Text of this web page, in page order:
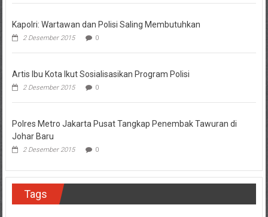
Kapolri: Wartawan dan Polisi Saling Membutuhkan
2 Desember 2015 0
Artis Ibu Kota Ikut Sosialisasikan Program Polisi
2 Desember 2015 0
Polres Metro Jakarta Pusat Tangkap Penembak Tawuran di
Johar Baru
2 Desember 2015 0
Tags